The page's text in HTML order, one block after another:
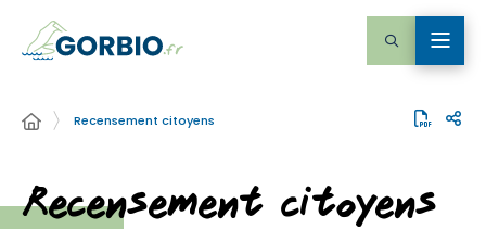
Recensement citoyens
Recensement citoyens